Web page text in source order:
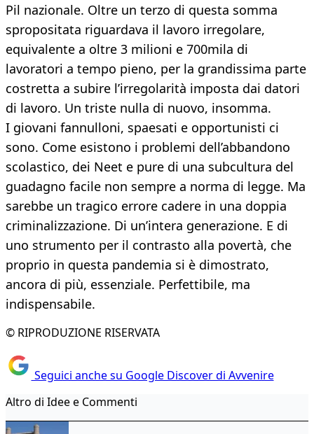
Pil nazionale. Oltre un terzo di questa somma
spropositata riguardava il lavoro irregolare,
equivalente a oltre 3 milioni e 700mila di
lavoratori a tempo pieno, per la grandissima parte
costretta a subire l’irregolarità imposta dai datori
di lavoro. Un triste nulla di nuovo, insomma.
I giovani fannulloni, spaesati e opportunisti ci
sono. Come esistono i problemi dell’abbandono
scolastico, dei Neet e pure di una subcultura del
guadagno facile non sempre a norma di legge. Ma
sarebbe un tragico errore cadere in una doppia
criminalizzazione. Di un’intera generazione. E di
uno strumento per il contrasto alla povertà, che
proprio in questa pandemia si è dimostrato,
ancora di più, essenziale. Perfettibile, ma
indispensabile.
© RIPRODUZIONE RISERVATA
Seguici anche su Google Discover di Avvenire
Altro di Idee e Commenti